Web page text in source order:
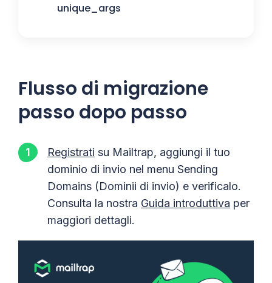
unique_args
Flusso di migrazione
passo dopo passo
Registrati su Mailtrap, aggiungi il tuo
dominio di invio nel menu Sending
Domains (Dominii di invio) e verificalo.
Consulta la nostra Guida introduttiva per
maggiori dettagli.